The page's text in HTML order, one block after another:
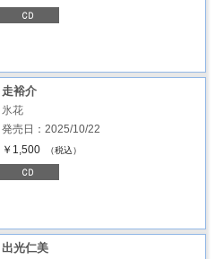
走裕介
氷花
発売日：2025/10/22
￥1,500
（税込）
出光仁美